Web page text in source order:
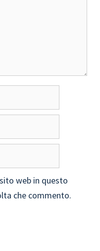
web in questo
che commento.